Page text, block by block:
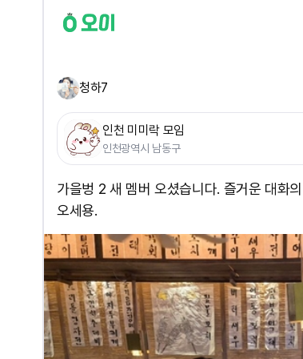
청하7
인천 미미락 모임
인천광역시 남동구
가을벙 2 새 멤버 오셨습니다. 즐거운 대화
오세용.